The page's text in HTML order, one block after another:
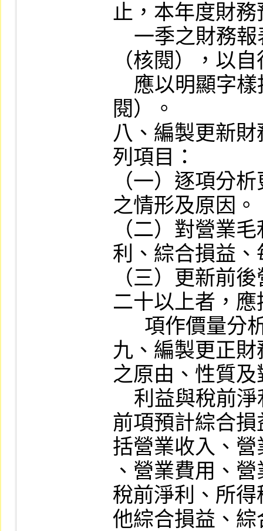
止，本年度財
（核閱），以
閱）。
八、編製更新
列項目：
（一）逐項分
之情形及原因。
（二）對營業
利、綜合損益
（三）更新前
二十以上者，
九、編製更正
之原由、性質
前項預計綜合
括營業收入、
、營業費用、
稅前淨利、所
他綜合損益、